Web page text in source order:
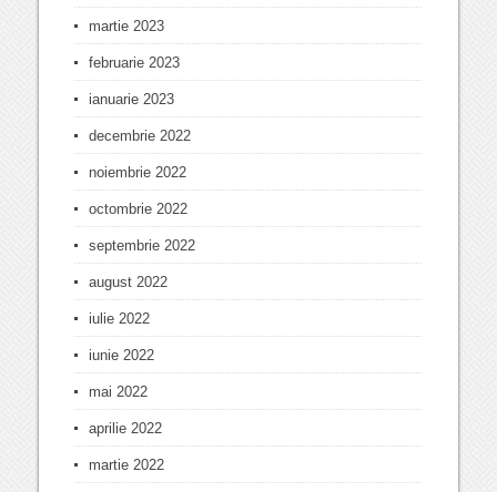
martie 2023
februarie 2023
ianuarie 2023
decembrie 2022
noiembrie 2022
octombrie 2022
septembrie 2022
august 2022
iulie 2022
iunie 2022
mai 2022
aprilie 2022
martie 2022